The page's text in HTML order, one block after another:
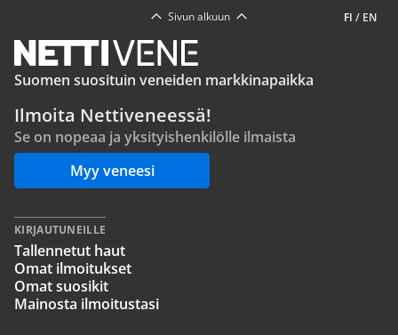
FI / EN
Sivun alkuun
Suomen suosituin veneiden markkinapaikka
Ilmoita Nettiveneessä!
Se on nopeaa ja yksityishenkilölle ilmaista
Myy veneesi
KIRJAUTUNEILLE
Tallennetut haut
Omat ilmoitukset
Omat suosikit
Mainosta ilmoitustasi